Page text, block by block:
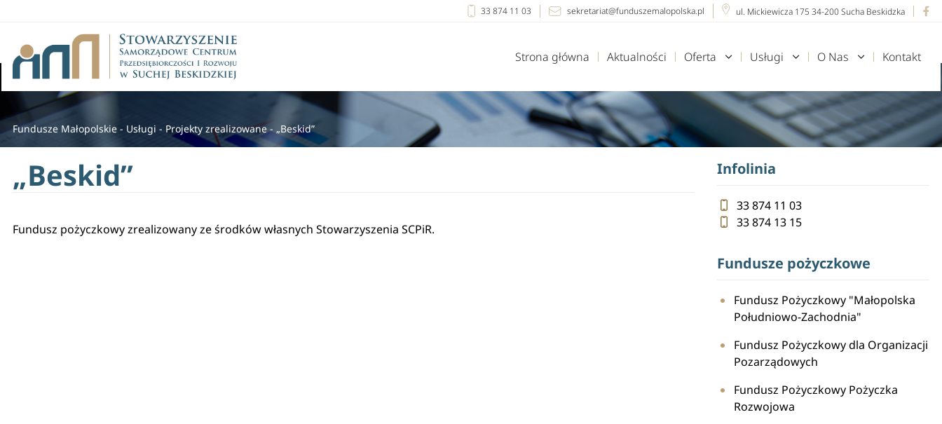
33 874 11 03 sekretariat@funduszemalopolska.pl ul. Mickiewicza 175 34-200 Sucha Beskidzka
Strona główna Aktualności Oferta Usługi O Nas Kontakt
Fundusze Małopolskie - Usługi - Projekty zrealizowane- „Beskid”
„Beskid”
Fundusz pożyczkowy zrealizowany ze środków własnych Stowarzyszenia SCPiR.
Infolinia
33 874 11 03
33 874 13 15
Fundusze pożyczkowe
Fundusz Pożyczkowy "Małopolska
Południowo-Zachodnia"
Fundusz Pożyczkowy dla Organizacji
Pozarządowych
Fundusz Pożyczkowy Pożyczka
Rozwojowa